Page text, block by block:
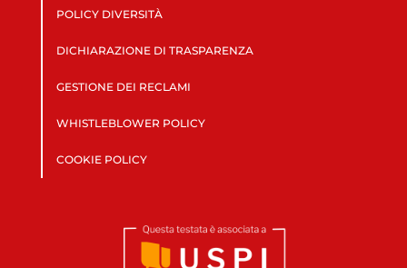
POLICY DIVERSITÀ
DICHIARAZIONE DI TRASPARENZA
GESTIONE DEI RECLAMI
WHISTLEBLOWER POLICY
COOKIE POLICY